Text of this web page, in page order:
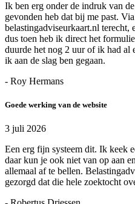
Ik ben erg onder de indruk van
gevonden heb dat bij me past.
belastingadviseurkaart.nl terecht,
dus toen heb ik direct het
duurde het nog 2 uur of ik had al
ik aan de slag ben gegaan.
- Roy Hermans
Goede werking van de website
3 juli 2026
Een erg fijn systeem dit. Ik keek
daar kun je ook niet van op aan
allemaal af te bellen.
gezorgd dat die hele zoektocht